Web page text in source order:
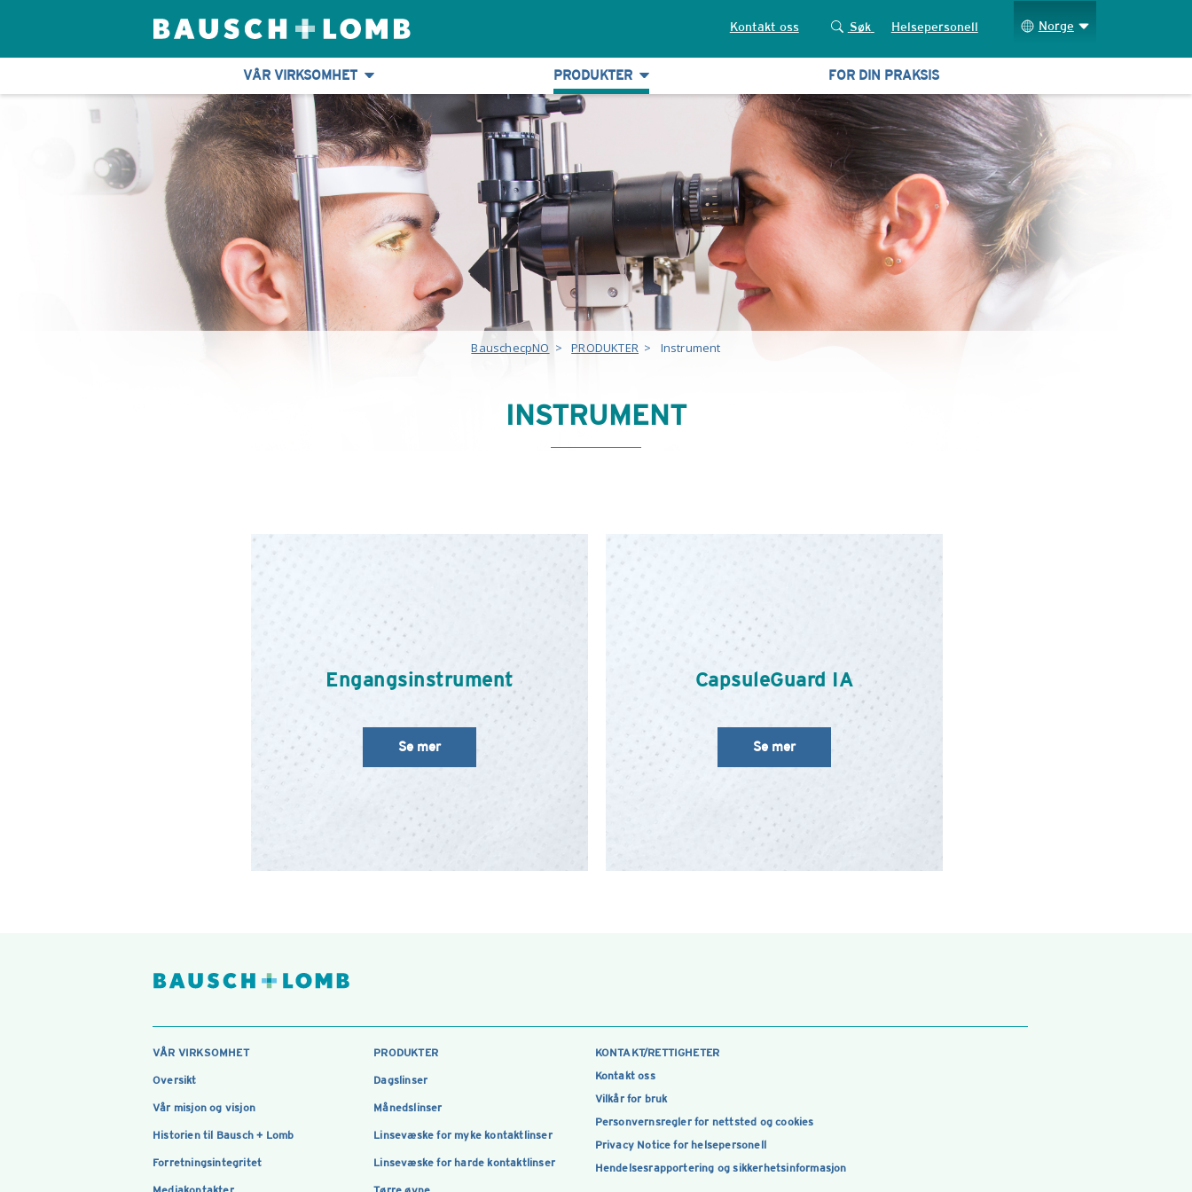
Kontakt oss Søk Helsepersonell Norge
VÅR VIRKSOMHET PRODUKTER FOR DIN PRAKSIS
BauschecpNO > PRODUKTER > Instrument
INSTRUMENT
Engangsinstrument
Se mer
CapsuleGuard IA
Se mer
VÅR VIRKSOMHET
Oversikt
Vår misjon og visjon
Historien til Bausch + Lomb
Forretningsintegritet
PRODUKTER
Dagslinser
Månedslinser
Linsevæske for myke kontaktlinser
Linsevæske for harde kontaktlinser
KONTAKT/RETTIGHETER
Kontakt oss
Vilkår for bruk
Personvernsregler for nettsted og cookies
Privacy Notice for helsepersonell
Hendelsesrapportering og sikkerhetsinformasjon